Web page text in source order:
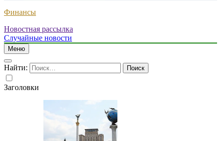
Финансы
Новостная рассылка
Случайные новости
Меню
Найти:
Заголовки